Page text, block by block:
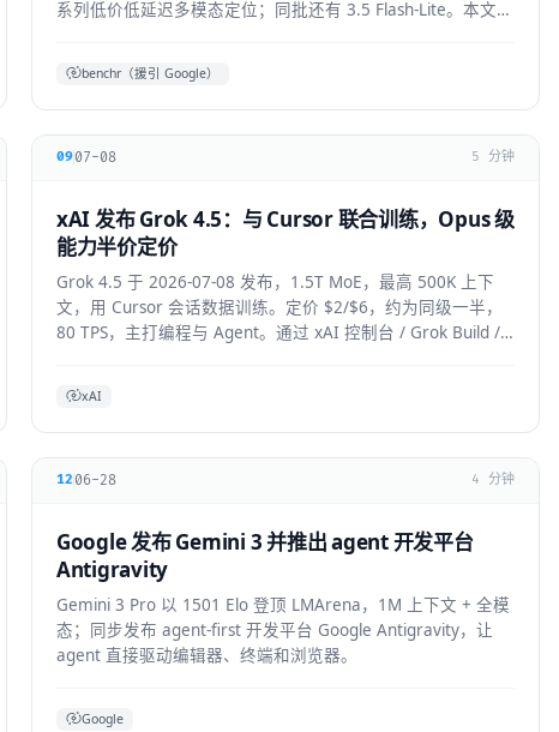
系列低价低延迟多模态定位；同批还有 3.5 Flash-Lite。本文拆
benchr（援引 Google）
0907-08 5 分钟
xAI 发布 Grok 4.5：与 Cursor 联合训练，Opus 级
能力半价定价
Grok 4.5 于 2026-07-08 发布，1.5T MoE，最高 500K 上下
文，用 Cursor 会话数据训练。定价 $2/$6，约为同级一半，
80 TPS，主打编程与 Agent。通过 xAI 控制台 / Grok Build /
xAI
12 06-28 4 分钟
Google 发布 Gemini 3 并推出 agent 开发平台
Antigravity
Gemini 3 Pro 以 1501 Elo 登顶 LMArena，1M 上下文 + 全模
态；同步发布 agent-first 开发平台 Google Antigravity，让
agent 直接驱动编辑器、终端和浏览器。
Google